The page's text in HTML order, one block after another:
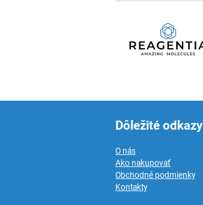
Dôležité odkazy
O nás
Ako nakupovať
Obchodné podmienky
Kontakty